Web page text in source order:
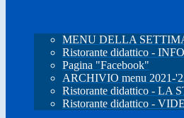
MENU DELLA
Ristorante didattico -
Pagina "Facebook"
ARCHIVIO menu 2021-
Ristorante didattico - LA
Ristorante didattico -